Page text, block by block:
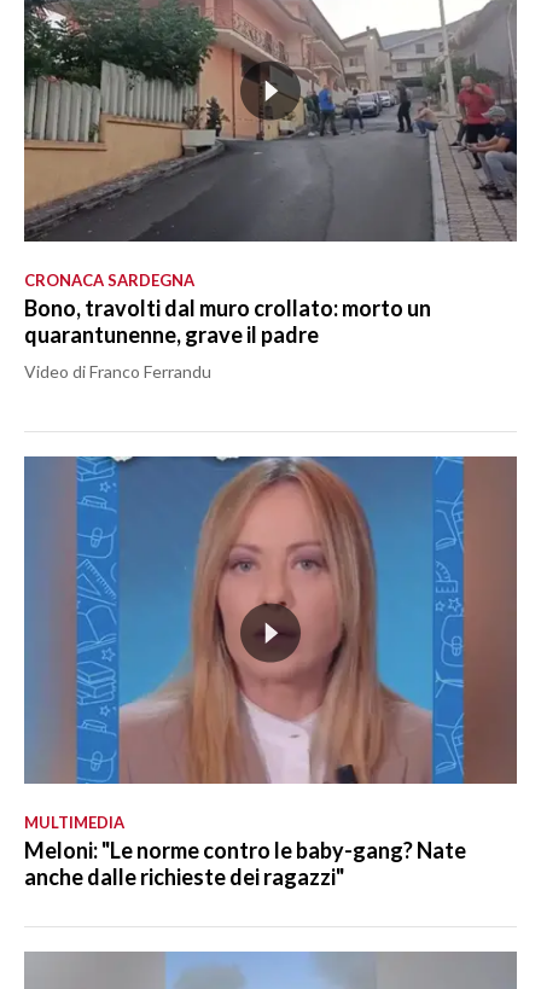
CRONACA SARDEGNA
Bono, travolti dal muro crollato: morto un
quarantunenne, grave il padre
Video di Franco Ferrandu
MULTIMEDIA
Meloni: "Le norme contro le baby-gang? Nate
anche dalle richieste dei ragazzi"